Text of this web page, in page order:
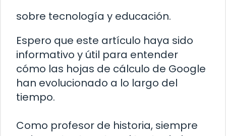
sobre tecnología y educación.
Espero que este artículo haya sido
informativo y útil para entender
cómo las hojas de cálculo de Google
han evolucionado a lo largo del
tiempo.
Como profesor de historia, siempre